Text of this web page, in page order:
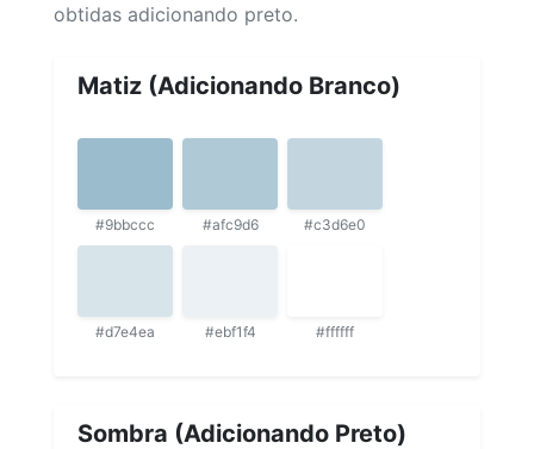
obtidas adicionando preto.
Matiz (Adicionando Branco)
#9bbccc #afc9d6 #c3d6e0
#d7e4ea #ebf1f4 #ffffff
Sombra (Adicionando Preto)